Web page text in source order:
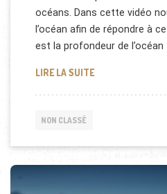
océans. Dans cette vidéo
l’océan afin de répondre à
est la profondeur de l’océan
LIRE LA SUITEQUELLE EST LA
NON CLASSÉ